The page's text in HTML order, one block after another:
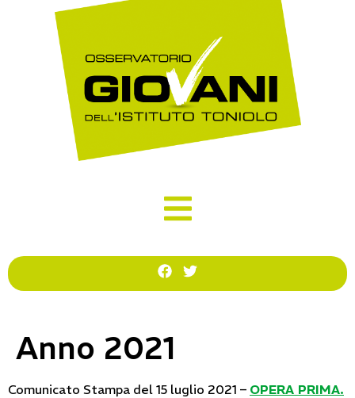
Anno 2021
Comunicato Stampa del 15 luglio 2021 – OPERA PRIMA.